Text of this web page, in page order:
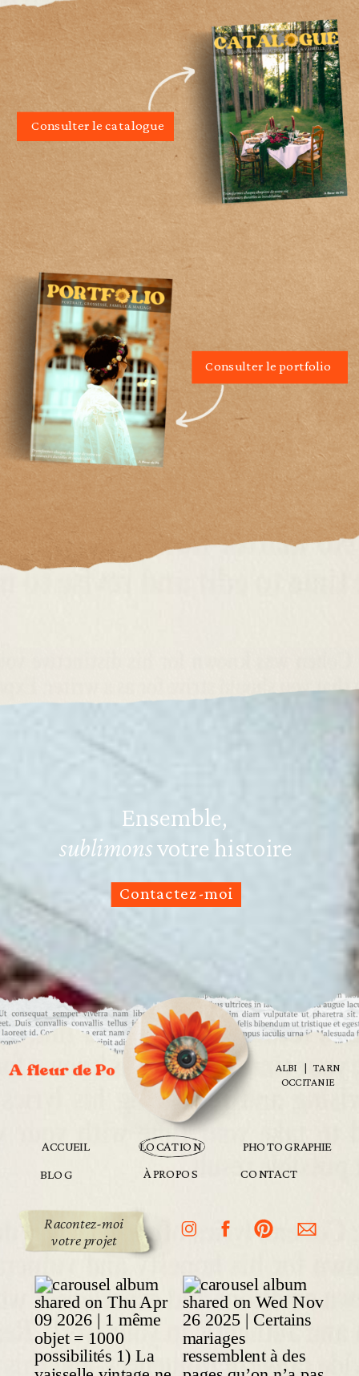
Consulter le portfolio
Consulter le catalogue
Contactez-moi
Ensemble,
sublimonsvotre histoire
ALBI | TARN
OCCITANIE
CONTACT
À PROPOS
BLOG
PHOTOGRAPHIE
LOCATION
ACCUEIL
Racontez-moi
votre projet